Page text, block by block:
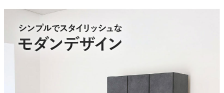
強化シート、MDF
引出